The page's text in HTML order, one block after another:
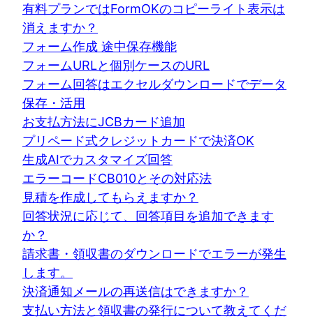
有料プランではFormOKのコピーライト表示は
消えますか？
フォーム作成 途中保存機能
フォームURLと個別ケースのURL
フォーム回答はエクセルダウンロードでデータ
保存・活用
お支払方法にJCBカード追加
プリペード式クレジットカードで決済OK
生成AIでカスタマイズ回答
エラーコードCB010とその対応法
見積を作成してもらえますか？
回答状況に応じて、回答項目を追加できます
か？
請求書・領収書のダウンロードでエラーが発生
します。
決済通知メールの再送信はできますか？
支払い方法と領収書の発行について教えてくだ